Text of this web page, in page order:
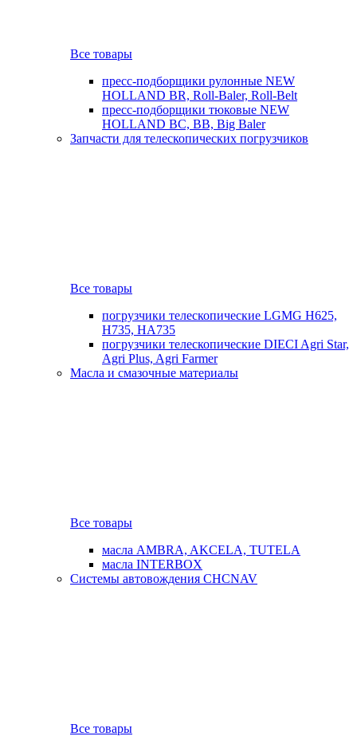
Все товары
пресс-подборщики рулонные NEW
HOLLAND BR, Roll-Baler, Roll-Belt
пресс-подборщики тюковые NEW
HOLLAND BC, BB, Big Baler
Запчасти для телескопических погрузчиков
Все товары
погрузчики телескопические LGMG H625,
H735, HA735
погрузчики телескопические DIECI Agri Star,
Agri Plus, Agri Farmer
Масла и смазочные материалы
Все товары
масла AMBRA, AKCELA, TUTELA
масла INTERBOX
Системы автовождения CHCNAV
Все товары